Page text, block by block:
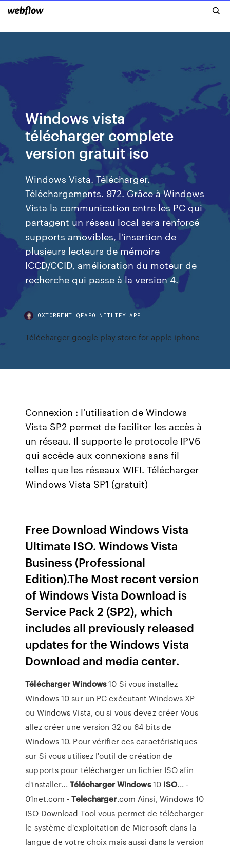
Windows vista
télécharger complete
version gratuit iso
Windows Vista. Télécharger.
Téléchargements. 972. Grâce à Windows
Vista la communication entre les PC qui
partagent un réseau local sera renforcé
supports amovibles, l'insertion de
plusieurs lecteurs de mémoire
ICCD/CCID, amélioration du moteur de
recherche qui passe à la version 4.
OXTORRENTHQFAPO.NETLIFY.APP
Télécharger google play store for apple iphone
Connexion : l'utilisation de Windows
Vista SP2 permet de faciliter les accès à
un réseau. Il supporte le protocole IPV6
qui accède aux connexions sans fil
telles que les réseaux WIFI. Télécharger
Windows Vista SP1 (gratuit)
Free Download Windows Vista
Ultimate ISO. Windows Vista
Business (Professional
Edition).The Most recent version
of Windows Vista Download is
Service Pack 2 (SP2), which
includes all previously released
updates for the Windows Vista
Download and media center.
Télécharger Windows10 Si vous installez
Windows 10 sur un PC exécutant Windows XP
ou Windows Vista, ou si vous devez créer Vous
allez créer une version 32 ou 64 bits de
Windows 10. Pour vérifier ces caractéristiques
sur Si vous utilisez l'outil de création de
supports pour télécharger un fichier ISO afin
d'installer... TéléchargerWindows10 ISO... -
01net.com -Telecharger.com Ainsi, Windows 10
ISO Download Tool vous permet de télécharger
le système d'exploitation de Microsoft dans la
langue de votre choix mais aussi dans la version